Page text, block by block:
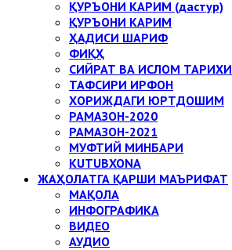
ҚУРЪОНИ КАРИМ (дастур)
ҚУРЪОНИ КАРИМ
ҲАДИСИ ШАРИФ
ФИҚҲ
СИЙРАТ ВА ИСЛОМ ТАРИХИ
ТАФСИРИ ИРФОН
ХОРИЖДАГИ ЮРТДОШИМ
РАМАЗОН-2020
РАМАЗОН-2021
МУФТИЙ МИНБАРИ
KUTUBXONA
ЖАҲОЛАТГА ҚАРШИ МАЪРИФАТ
МАҚОЛА
ИНФОГРАФИКА
ВИДЕО
АУДИО